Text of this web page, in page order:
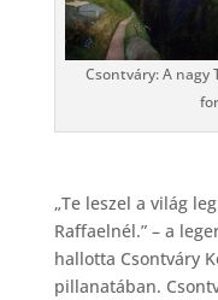
Csontváry: A nagy
„Te leszel a világ
Raffaelnél.” – a
hallotta Csontváry
pillanatában.